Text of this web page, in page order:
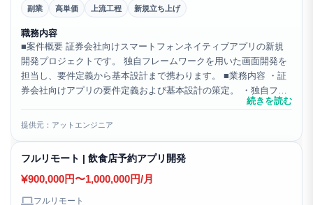
副業
高単価 上流工程 新規立ち上げ
職務内容
■案件概要 証券会社向けスマートフォンネイティブアプリの新規
開発プロジェクトです。 独自フレームワークを用いた画面開発を
担当し、要件定義から基本設計まで携わります。 ■業務内容 ・証
券会社向けアプリの要件定義および基本設計の策定。 ・独自フレ
続きを読む
提供元：アットエンジニア
フルリモート | 飲食店予約アプリ開発
900,000円〜1,000,000円/月
フルリモート